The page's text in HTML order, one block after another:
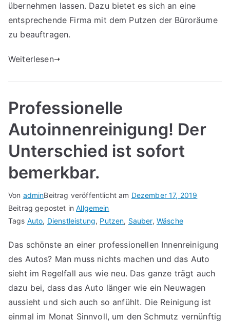
übernehmen lassen. Dazu bietet es sich an eine
entsprechende Firma mit dem Putzen der Büroräume
zu beauftragen.
Weiterlesen
Professionelle
Autoinnenreinigung! Der
Unterschied ist sofort
bemerkbar.
Von adminBeitrag veröffentlicht am Dezember 17, 2019
Beitrag gepostet inAllgemein
Tags Auto, Dienstleistung, Putzen, Sauber, Wäsche
Das schönste an einer professionellen Innenreinigung
des Autos? Man muss nichts machen und das Auto
sieht im Regelfall aus wie neu. Das ganze trägt auch
dazu bei, dass das Auto länger wie ein Neuwagen
aussieht und sich auch so anfühlt. Die Reinigung ist
einmal im Monat Sinnvoll, um den Schmutz vernünftig